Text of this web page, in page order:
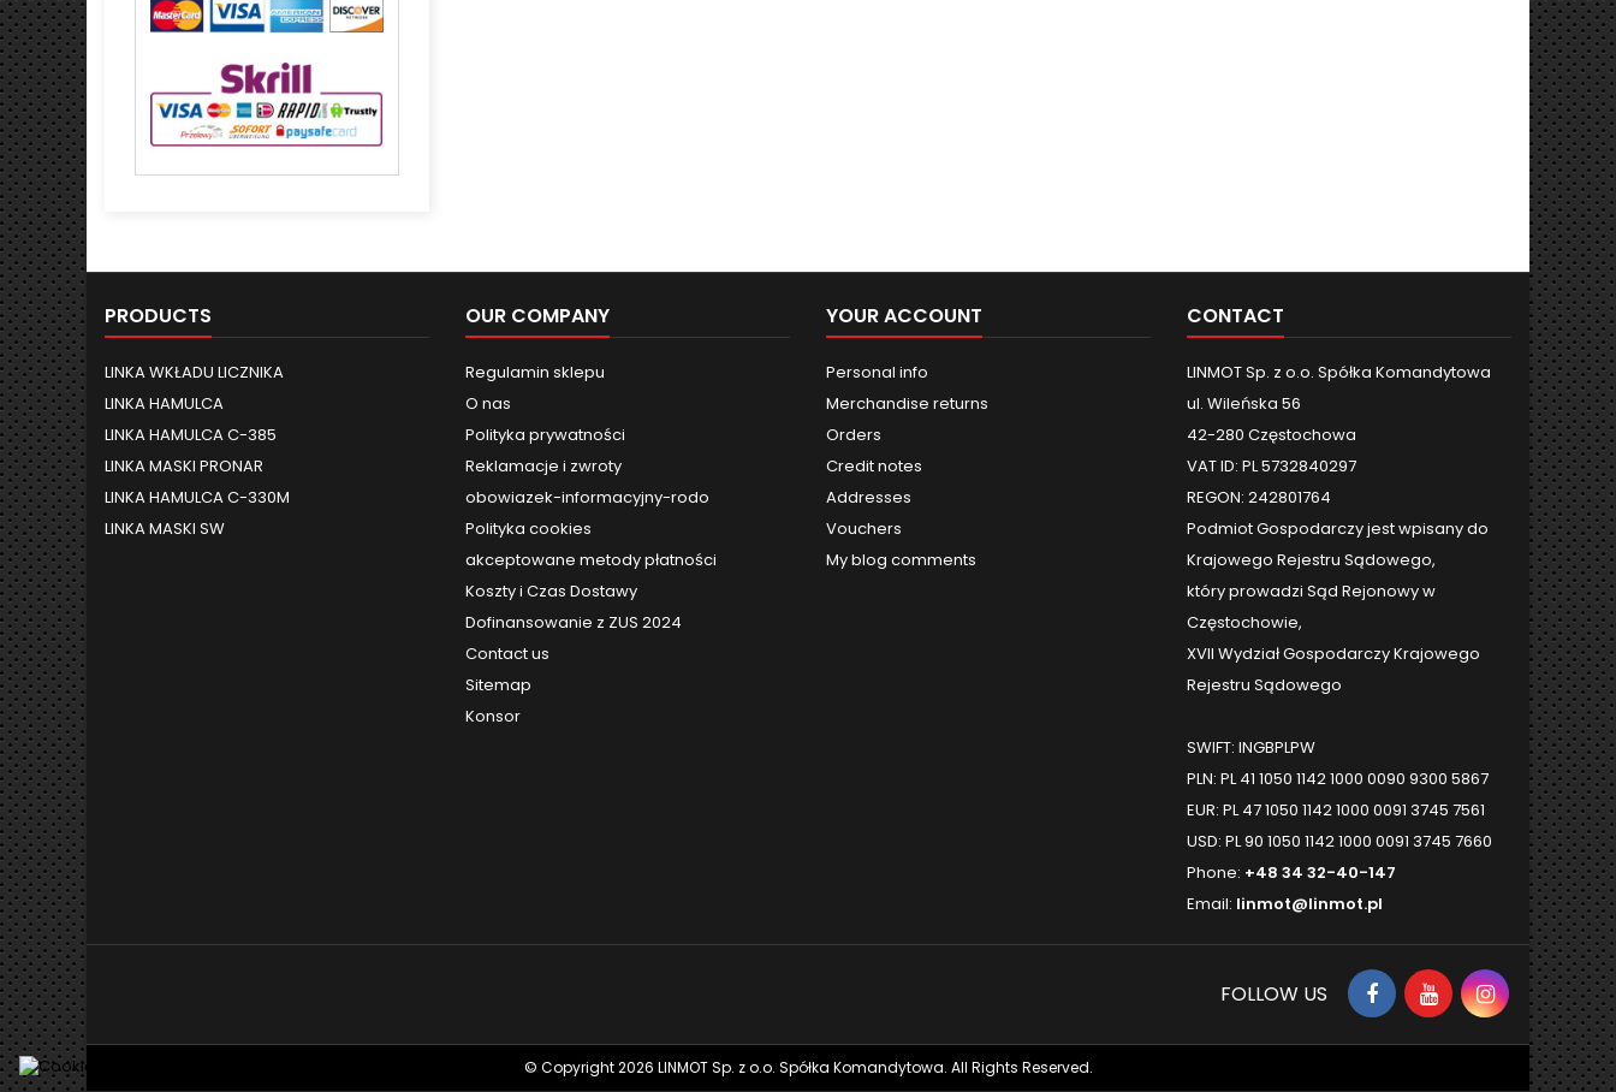
PRODUCTS
LINKA WKŁADU LICZNIKA
LINKA HAMULCA
LINKA HAMULCA C-385
LINKA MASKI PRONAR
LINKA HAMULCA C-330M
LINKA MASKI SW
OUR COMPANY
Regulamin sklepu
O nas
Polityka prywatności
Reklamacje i zwroty
obowiazek-informacyjny-rodo
Polityka cookies
akceptowane metody płatności
Koszty i Czas Dostawy
Dofinansowanie z ZUS 2024
Contact us
Sitemap
Konsor
YOUR ACCOUNT
Personal info
Merchandise returns
Orders
Credit notes
Addresses
Vouchers
My blog comments
CONTACT
LINMOT Sp. z o.o. Spółka Komandytowa
ul. Wileńska 56
42-280 Częstochowa
VAT ID: PL 5732840297
REGON: 242801764
Podmiot Gospodarczy jest wpisany do
Krajowego Rejestru Sądowego,
który prowadzi Sąd Rejonowy w
Częstochowie,
XVII Wydział Gospodarczy Krajowego
Rejestru Sądowego
SWIFT: INGBPLPW
PLN: PL 41 1050 1142 1000 0090 9300 5867
EUR: PL 47 1050 1142 1000 0091 3745 7561
USD: PL 90 1050 1142 1000 0091 3745 7660
Phone: +48 34 32-40-147
Email: linmot@linmot.pl
FOLLOW US
© Copyright 2026 LINMOT Sp. z o.o. Spółka Komandytowa. All Rights Reserved.